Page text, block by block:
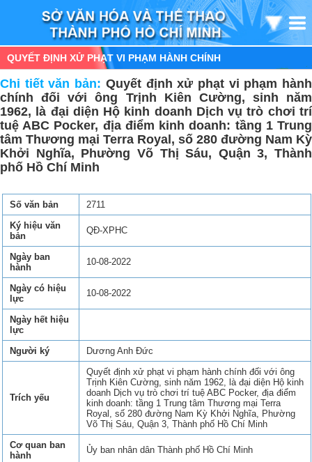
QUYẾT ĐỊNH XỬ PHẠT VI PHẠM HÀNH CHÍNH
Chi tiết văn bản: Quyết định xử phạt vi phạm hành
chính đối với ông Trịnh Kiên Cường, sinh năm
1962, là đại diện Hộ kinh doanh Dịch vụ trò chơi trí
tuệ ABC Pocker, địa điểm kinh doanh: tầng 1 Trung
tâm Thương mại Terra Royal, số 280 đường Nam Kỳ
Khởi Nghĩa, Phường Võ Thị Sáu, Quận 3, Thành
phố Hồ Chí Minh
Số văn bản
2711
Ký hiệu văn
bản
QĐ-XPHC
Ngày ban
hành
10-08-2022
Ngày có hiệu
lực
10-08-2022
Ngày hết hiệu
lực
Người ký
Dương Anh Đức
Trích yếu
Quyết định xử phạt vi phạm hành chính đối với ông
Trịnh Kiên Cường, sinh năm 1962, là đại diện Hộ kinh
doanh Dịch vụ trò chơi trí tuệ ABC Pocker, địa điểm
kinh doanh: tầng 1 Trung tâm Thương mại Terra
Royal, số 280 đường Nam Kỳ Khởi Nghĩa, Phường
Võ Thị Sáu, Quận 3, Thành phố Hồ Chí Minh
Cơ quan ban
hành
Ủy ban nhân dân Thành phố Hồ Chí Minh